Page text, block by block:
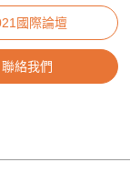
國際論壇
聯絡我們